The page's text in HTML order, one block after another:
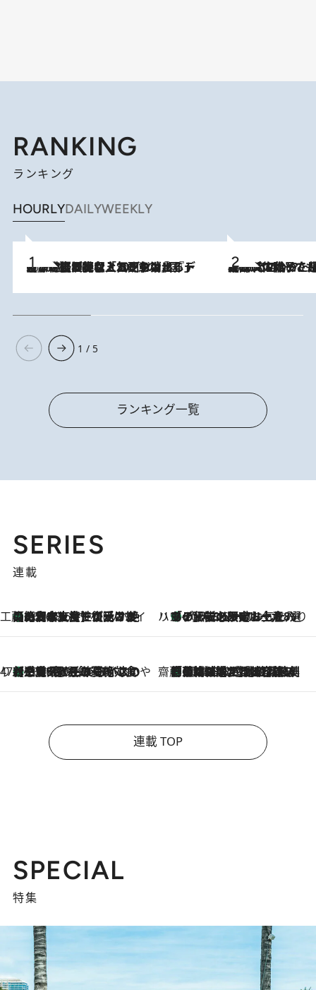
RANKING
ランキング
HOURLYDAILYWEEKLY
2026.8.5
【なぜ吉沢亮は「気配を消せる」のか？】興行収入208億の『国宝』を経て挑むミュージカル『ディア・エヴァン・ハンセン』。トップ俳優が舞台上でさらけ出した“孤独”とは 2026.8.5
【阿川佐和子さんの年とる力】なぜ70代で始めた趣味は“こんなに楽しい”のか？ ピアノ、俳句…スランプに陥っても続けられる“ある秘訣”とは
1 / 5
ランキング一覧
SERIES
連載
工藤まやのおもてなしハワイ
2026.8.6
【ハワイ土産】ローカルの絶大な支持で復活！ 絶品の幻クッキー《元ファンの日本人女性が受け継いだ名店》 ハワイ賢者 リサのお気に入りリスト2026.8.6
あの伝説の限定トートも！ リニューアルした「ディーン＆デルーカ ハワイ」で必須のお土産8選
47都道府県の手みやげ ひんやりスイーツで夏を満喫
2026.8.6
【三重県】この夏絶対食べたい 冷やしておいしいおやつ3選 お餅×アイスの新感覚スイーツ 齋藤 薫 美容脳ルネサンス
2026.8.6
「荷物が増えるほど旅ストレスは増す」美容ジャーナリストがたどり着いた最終結論。“化粧品を劇的に減らす”感動の凝縮美容とは
連載 TOP
SPECIAL
特集